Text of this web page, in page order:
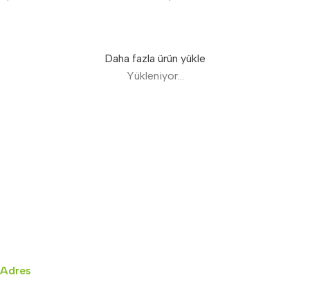
Daha fazla ürün yükle
Yükleniyor...
Adres